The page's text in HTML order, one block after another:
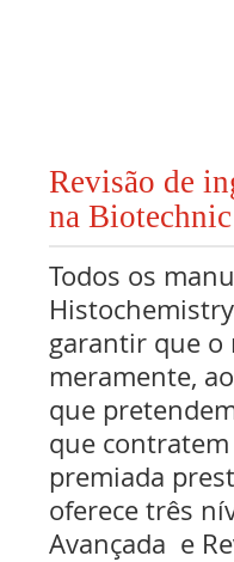
Revisão de
na
Todos os
garantir que o
meramente,
que
que contratem
premiada
oferece três
Avançada e